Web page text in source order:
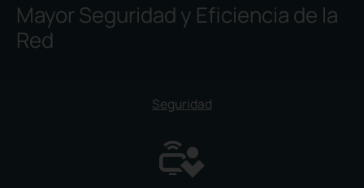
Mayor Seguridad y Eficiencia de la
Red
Seguridad